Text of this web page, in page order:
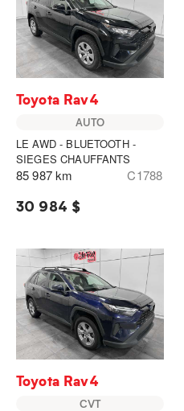
Toyota Rav4
AUTO
LE AWD - BLUETOOTH -
SIEGES CHAUFFANTS
85 987 km C1788
30 984 $
Toyota Rav4
CVT